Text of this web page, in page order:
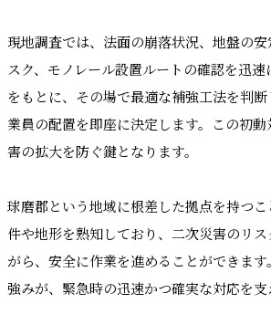
現地調査では、法面の崩落状況、地盤の安
スク、モノレール設置ルートの確認を迅
をもとに、その場で最適な補強工法を判
業員の配置を即座に決定します。この初
害の拡大を防ぐ鍵となります。
球磨郡という地域に根差した拠点を持つ
件や地形を熟知しており、二次災害のリ
がら、安全に作業を進めることができま
強みが、緊急時の迅速かつ確実な対応を支